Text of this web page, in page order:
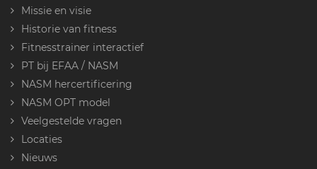
Missie en visie
Historie van fitness
Fitnesstrainer interactief
PT bij EFAA / NASM
NASM hercertificering
NASM OPT model
Veelgestelde vragen
Locaties
Nieuws